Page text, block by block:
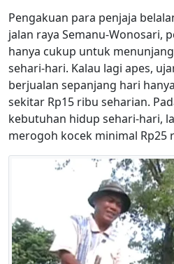
Pengakuan para penjaja
jalan raya Semanu-Wonosari,
hanya cukup untuk
sehari-hari. Kalau lagi apes,
berjualan sepanjang hari
sekitar Rp15 ribu seharian.
kebutuhan hidup sehari-hari,
merogoh kocek minimal Rp25